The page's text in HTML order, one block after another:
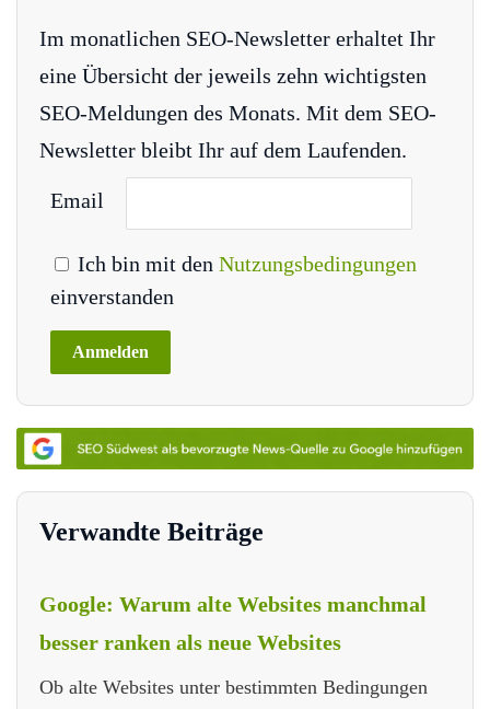
Im monatlichen SEO-Newsletter erhaltet Ihr
eine Übersicht der jeweils zehn wichtigsten
SEO-Meldungen des Monats. Mit dem SEO-
Newsletter bleibt Ihr auf dem Laufenden.
Email
Ich bin mit den Nutzungsbedingungen
einverstanden
Verwandte Beiträge
Google: Warum alte Websites manchmal
besser ranken als neue Websites
Ob alte Websites unter bestimmten Bedingungen